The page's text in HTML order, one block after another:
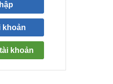
khoản
khoản